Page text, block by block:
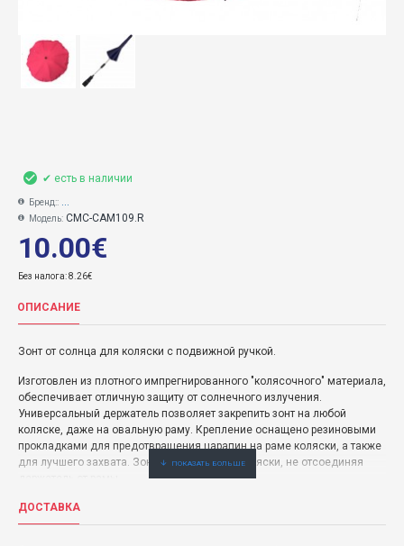
10.00€
Без налога: 8.26€
✔ есть в наличии
Бренд:: ...
Модель: CMC-CAM109.R
ОПИСАНИЕ
Зонт от солнца для коляски с подвижной ручкой.
Изготовлен ​​из плотного импрегнированного "колясочного" материала,
обеспечивает отличную защиту от солнечного излучения.
Универсальный держатель позволяет закрепить зонт на любой
коляске, даже на овальную раму. Крепление оснащено резиновыми
прокладками для предотвращения царапин на раме коляски, а также
для лучшего захвата. Зонт можно снять с коляски, не отсоединяя
Диаметр зонта: 68 см.
ДОСТАВКА